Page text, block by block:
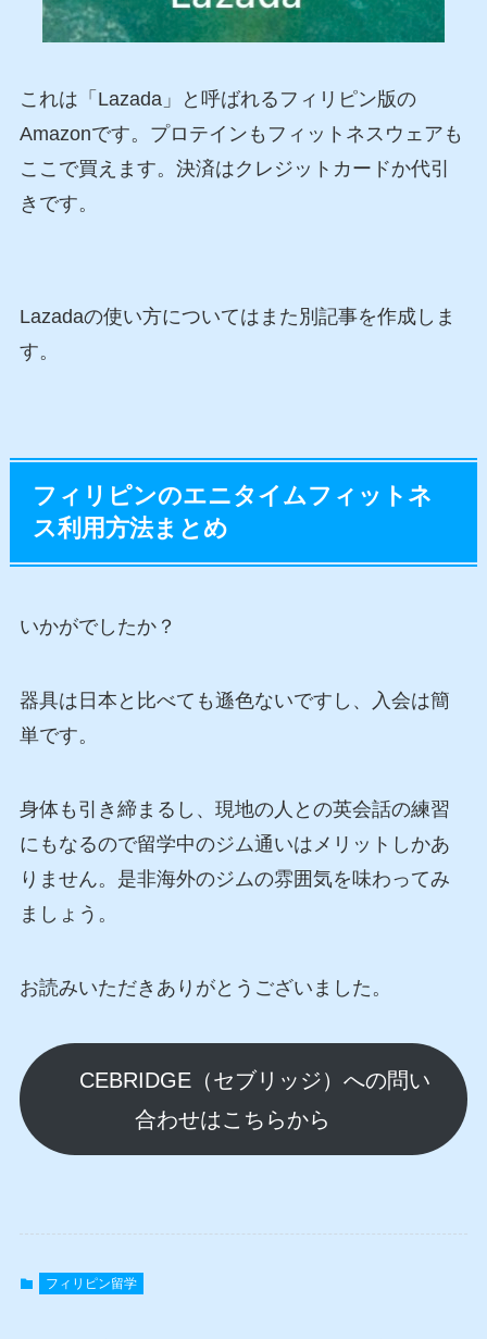
これは 「Lazada」
と呼ばれるフィリピン版の
Amazonです。プロテインもフィットネスウェアも
ここで買えます。決済はクレジットカードか代引
きです。
Lazadaの使い方についてはまた別記事を作成しま
す。
フィリピンのエニタイムフィットネ
ス利用方法まとめ
いかがでしたか？
器具は日本と比べても遜色ないですし、入会は簡
単です。
身体も引き締まるし、現地の人との英会話の練習
にもなるので留学中のジム通いはメリットしかあ
りません。是非海外のジムの雰囲気を味わってみ
ましょう。
お読みいただきありがとうございました。
CEBRIDGE（セブリッジ）への問い
合わせはこちらから
フィリピン留学